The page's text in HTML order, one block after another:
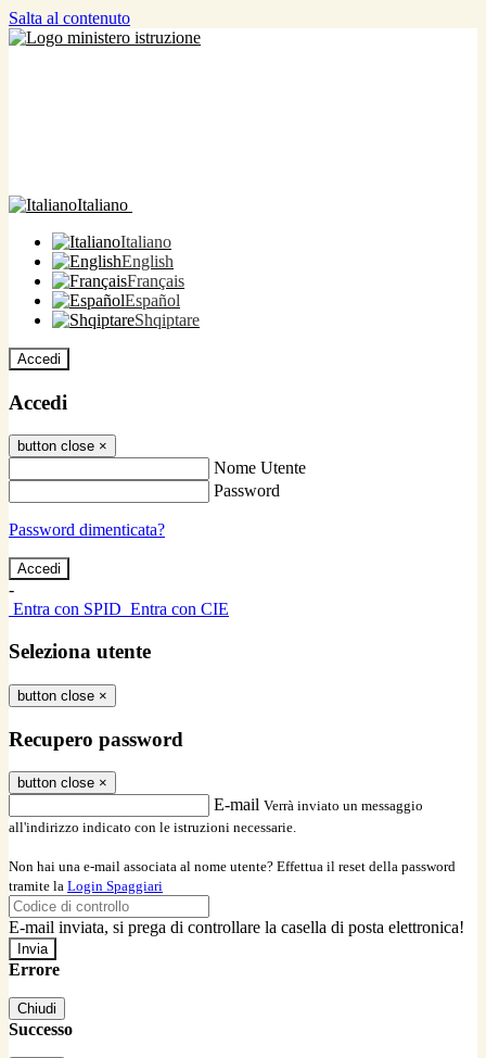
Salta al contenuto
Italiano
Italiano
English
Français
Español
Shqiptare
Accedi
Accedi
button close ×
Nome Utente
Password
Password dimenticata?
-
Entra con SPID Entra con CIE
Seleziona utente
button close ×
Recupero password
button close ×
E-mail Verrà inviato un messaggio
all'indirizzo indicato con le istruzioni necessarie.
Non hai una e-mail associata al nome utente? Effettua il reset della password
tramite la Login Spaggiari
E-mail inviata, si prega di controllare la casella di posta elettronica!
Errore
Chiudi
Successo